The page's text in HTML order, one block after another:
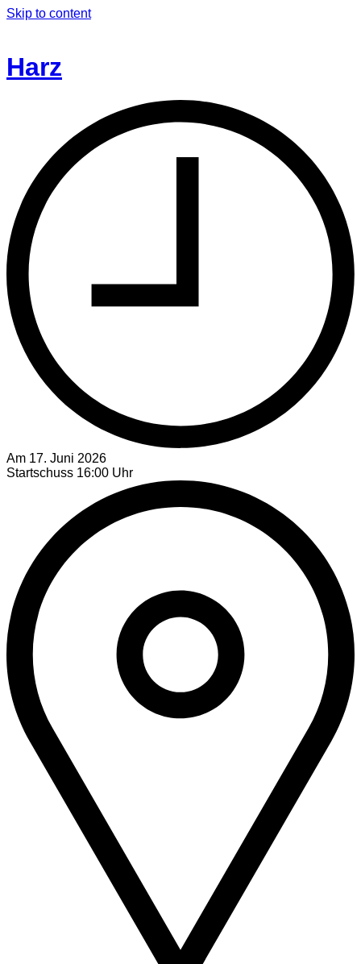
Skip to content
Harz
Am 17. Juni 2026
Startschuss 16:00 Uhr